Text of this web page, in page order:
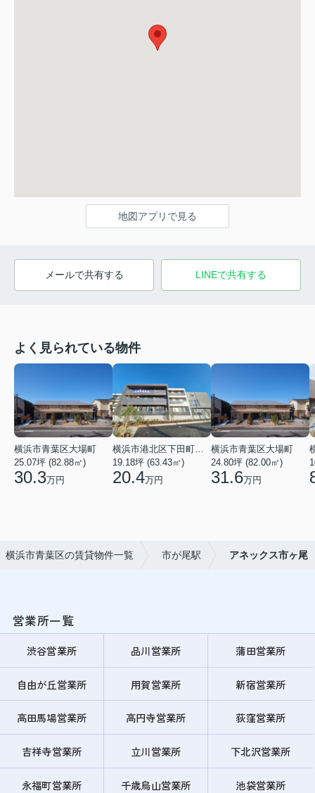
地図アプリで見る
メールで共有する LINEで共有する
よく見られている物件
横浜市青葉区大場町
25.07坪 (82.88㎡)
30.3万円
横浜市港北区下田町２丁目
19.18坪 (63.43㎡)
20.4万円
横浜市青葉区大場町
24.80坪 (82.00㎡)
31.6万円
横浜市青葉区の賃貸物件一覧 市が尾駅 アネックス市ヶ尾
営業所一覧
渋谷営業所 品川営業所 蒲田営業所
自由が丘営業所 用賀営業所 新宿営業所
高田馬場営業所 高円寺営業所 荻窪営業所
吉祥寺営業所 立川営業所 下北沢営業所
永福町営業所 千歳烏山営業所 池袋営業所